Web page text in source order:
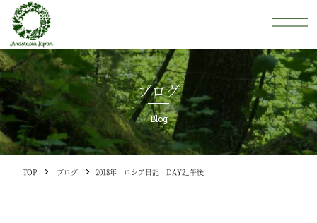
ブログ
Blog
TOP ブログ 2018年 ロシア日記 DAY2_午後